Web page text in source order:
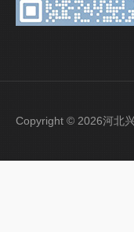
Copyright © 2026河北